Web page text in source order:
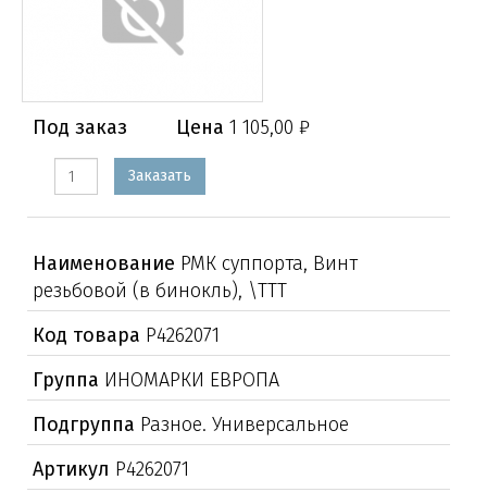
Под заказ Цена 1 105,00 ₽
Заказать
Наименование РМК суппорта, Винт
резьбовой (в бинокль), \TTT
Код товара Р4262071
Группа ИНОМАРКИ ЕВРОПА
Подгруппа Разное. Универсальное
Артикул Р4262071